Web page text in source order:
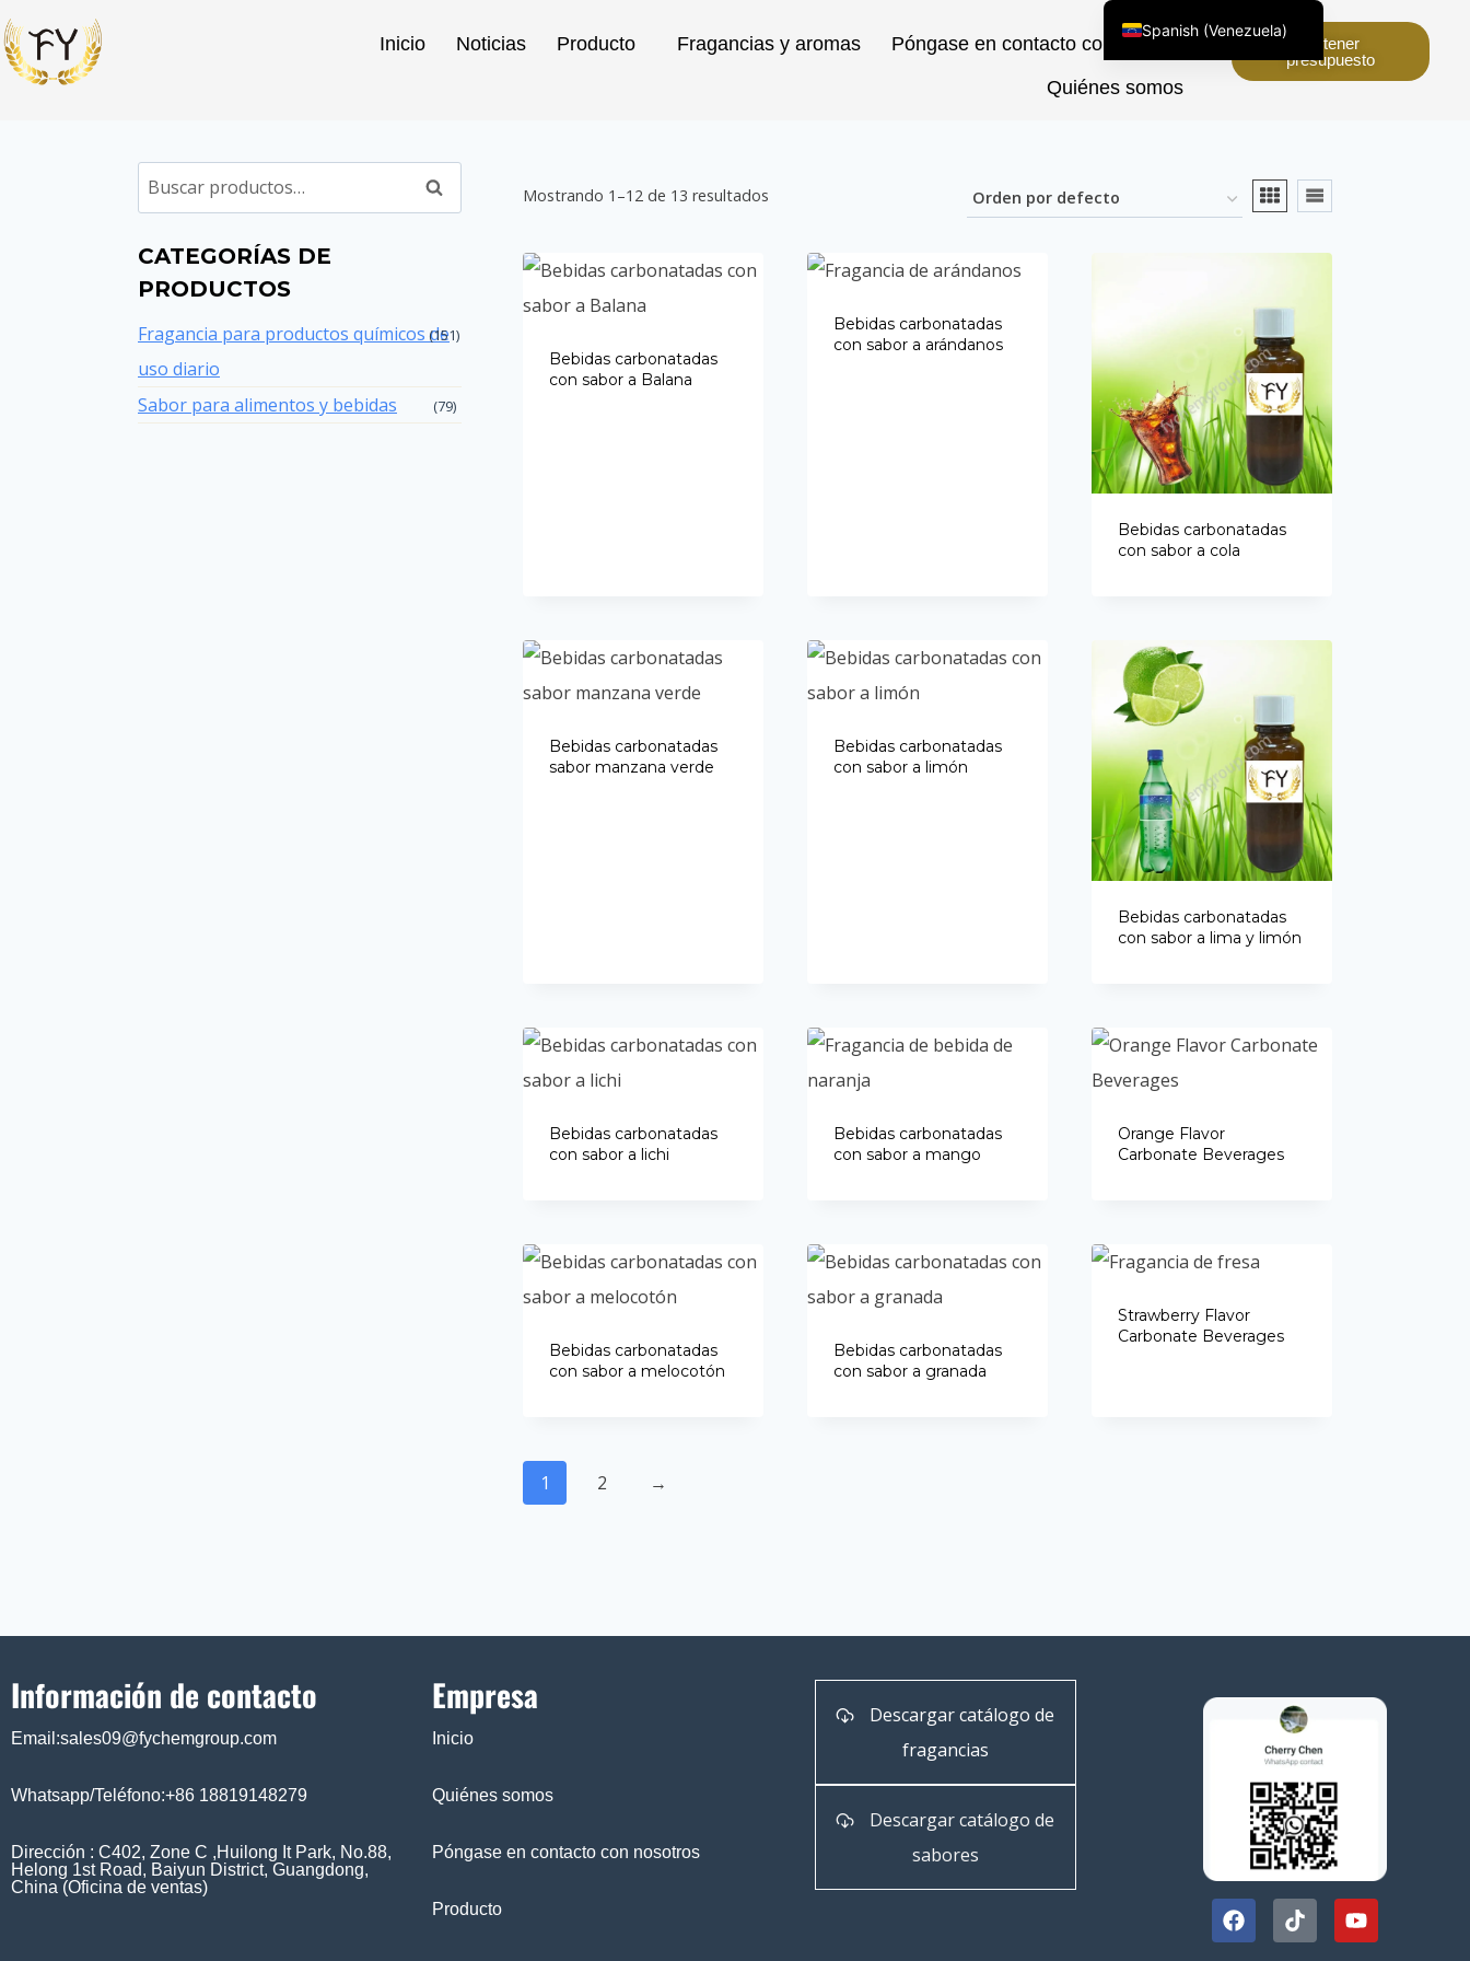
Inicio Noticias Producto Fragancias y aromas
Póngase en contacto con nosotros
Quiénes somos
Obtener
presupuesto
Mostrando 1–12 de 13 resultados
Bebidas carbonatadas
con sabor a Balana
Bebidas carbonatadas
con sabor a arándanos
Bebidas carbonatadas
con sabor a cola
Bebidas carbonatadas
sabor manzana verde
Bebidas carbonatadas
con sabor a limón
Bebidas carbonatadas
con sabor a lima y limón
Bebidas carbonatadas
con sabor a lichi
Bebidas carbonatadas
con sabor a mango
Orange Flavor
Carbonate Beverages
Bebidas carbonatadas
con sabor a melocotón
Bebidas carbonatadas
con sabor a granada
Strawberry Flavor
Carbonate Beverages
1 2 →
Buscar
CATEGORÍAS DE
PRODUCTOS
Fragancia para productos químicos de
uso diario
(151)
Sabor para alimentos y bebidas (79)
Información de contacto
Email:sales09@fychemgroup.com
Whatsapp/Teléfono:+86 18819148279
Dirección : C402, Zone C ,Huilong It Park, No.88,
Helong 1st Road, Baiyun District, Guangdong,
China (Oficina de ventas)
Empresa
Inicio
Quiénes somos
Póngase en contacto con nosotros
Producto
Descargar catálogo de
fragancias
Descargar catálogo de
sabores
Spanish (Venezuela)
English (United States)
Kyrgyz
Thai
Uzbek
Vietnamese
Portuguese
Spanish (Colombia)